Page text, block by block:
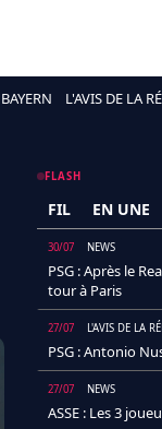
BAYERN L'AVIS DE LA
FLASH
FIL EN UNE
30/07 NEWS
PSG : Après le
tour à Paris
27/07 L'AVIS DE LA
PSG : Antonio
27/07 NEWS
ASSE : Les 3